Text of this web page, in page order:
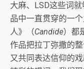
大麻、LSD这些词
品中一直贯穿的一
人》（Candide）都
作品把拉丁弥撒的
又共同表达信仰的